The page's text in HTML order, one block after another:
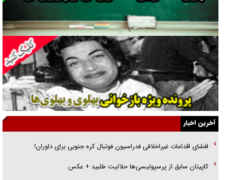
راهبرد غافلگیری با نسل جدید پهپاد‌ها
جنجال پزشکان تقلبی در صنعت زیبایی
یهودی‌ها در ادبیات داستانی اروپا؛ از شکسپیر تا دیکنز
گفت‌وگو با خواهر یکی از شهدای جنگ رمضان/ خواهرم فرمانده جهادی و
اهل خدمت بی‌منت بود
جزئیات شکنجه‌هایم فراتر از آن است که در بیان بگنجد!
گزارش «جوان» از قوانین سخت‌گیرانه ۶ قاره در برابر یورش به پاسگاه‌های
آخرین اخبار
افشای اقدامات غیراخلاقی فدراسیون فوتبال کره جنوبی برای داوران!
کاپیتان سابق از پرسپولیسی‌ها حلالیت طلبید + عکس